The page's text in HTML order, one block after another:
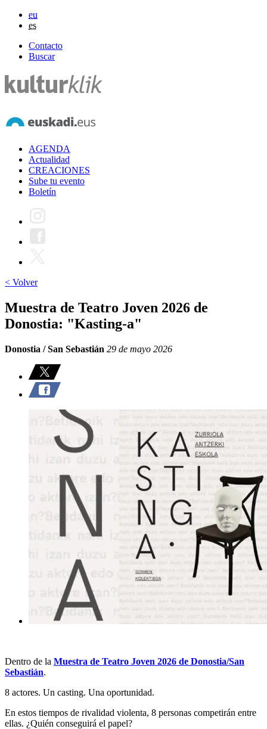
eu
es
Contacto
Buscar
AGENDA
Actualidad
CREACIONES
Sube tu evento
Boletín
< Volver
Muestra de Teatro Joven 2026 de
Donostia: "Kasting-a"
Donostia / San Sebastián 29 de mayo 2026
Dentro de la Muestra de Teatro Joven 2026 de Donostia/San
Sebastián.
8 actores. Un casting. Una oportunidad.
En estos tiempos de rivalidad violenta, 8 personas competirán entre
ellas. ¿Quién conseguirá el papel?